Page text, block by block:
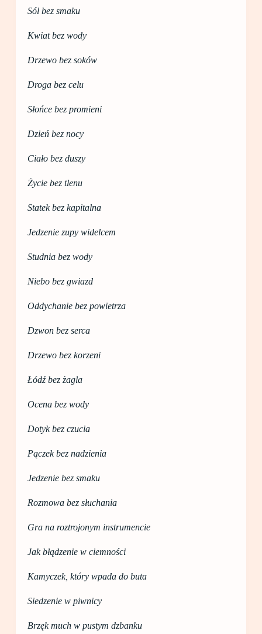
Sól bez smaku
Kwiat bez wody
Drzewo bez soków
Droga bez celu
Słońce bez promieni
Dzień bez nocy
Ciało bez duszy
Życie bez tlenu
Statek bez kapitalna
Jedzenie zupy widelcem
Studnia bez wody
Niebo bez gwiazd
Oddychanie bez powietrza
Dzwon bez serca
Drzewo bez korzeni
Łódź bez żagla
Ocena bez wody
Dotyk bez czucia
Pączek bez nadzienia
Jedzenie bez smaku
Rozmowa bez słuchania
Gra na roztrojonym instrumencie
Jak błądzenie w ciemności
Kamyczek, który wpada do buta
Siedzenie w piwnicy
Brzęk much w pustym dzbanku